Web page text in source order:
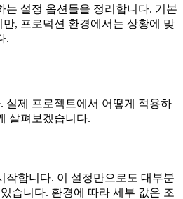
는 설정 옵션들을 정리합니다. 기본
, 프로덕션 환경에서는 상황에 맞
.
실제 프로젝트에서 어떻게 적용하
살펴보겠습니다.
작합니다. 이 설정만으로도 대부분
습니다. 환경에 따라 세부 값은 조